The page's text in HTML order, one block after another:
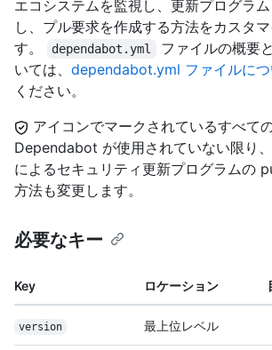
エコシステムを監視し、更新プログラ
し、プル要求を作成する方法をカスタマ
す。
dependabot.yml
ファイルの概要
いては、 dependabot.yml ファイルにつ
ください。
アイコンでマークされているすべて
Dependabot が使用されていない限り、
によるセキュリティ更新プログラムの
方法も変更します。
必要なキー
Key ロケーション
version 最上位レベル